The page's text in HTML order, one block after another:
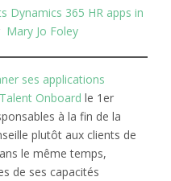
Dynamics 365 HR apps in
Mary Jo Foley
ses applications
Onboard le 1er
à la fin de la
plutôt aux clients de
le même temps,
de ses capacités